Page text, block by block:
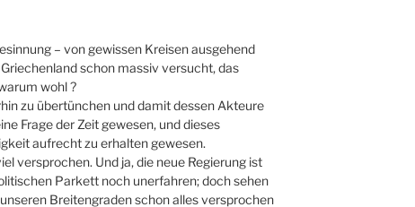
– von gewissen Kreisen ausgehend
schon massiv versucht, das
wohl ?
zu übertünchen und damit dessen Akteure
Frage der Zeit gewesen, und dieses
aufrecht zu erhalten gewesen.
versprochen. Und ja, die neue Regierung ist
Parkett noch unerfahren; doch sehen
Breitengraden schon alles versprochen